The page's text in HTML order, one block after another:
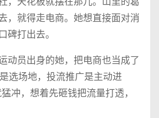
，就得走电商。她想直接面对消
碑打出去。
动员出身的她，把电商也当成了
选场地，投流推广是主动进
冲，想着先砸钱把流量打透，